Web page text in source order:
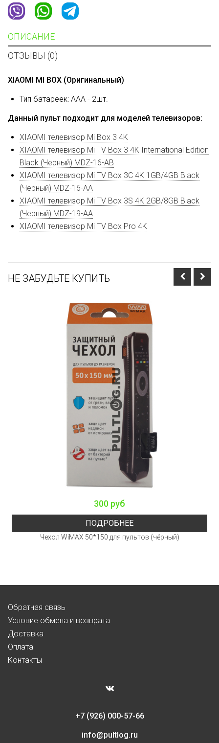
ОПИСАНИЕ
ОТЗЫВЫ (0)
XIAOMI MI BOX (Оригинальный)
Тип батареек: AAA - 2шт.
Данный пульт подходит для моделей телевизоров:
XIAOMI телевизор Mi Box 3 4K
XIAOMI телевизор Mi TV Box 3 4K International Edition
Black (Черный) MDZ-16-AB
XIAOMI телевизор Mi TV Box 3C 4K 1GB/4GB Black
(Черный) MDZ-16-AA
XIAOMI телевизор Mi TV Box 3S 4K 2GB/8GB Black
(Черный) MDZ-19-AA
XIAOMI телевизор Mi TV Box Pro 4K
НЕ ЗАБУДЬТЕ КУПИТЬ
300 руб
ПОДРОБНЕЕ
Чехол WiMAX 50*150 для пультов (чёрный)
Обратная связь
Условие обмена и возврата
Доставка
Оплата
Контакты
+7 (926) 000-57-66
info@pultlog.ru